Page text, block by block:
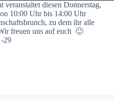
veranstaltet diesen Donnerstag,
10:00 Uhr bis 14:00 Uhr
zu dem ihr alle
freuen uns auf euch 🙂
29